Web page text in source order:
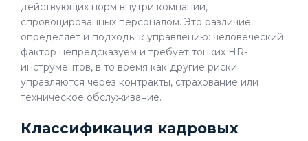
действующих норм внутри компании,
спровоцированных персоналом. Это различие
определяет и подходы к управлению: человеческий
фактор непредсказуем и требует тонких HR-
инструментов, в то время как другие риски
управляются через контракты, страхование или
техническое обслуживание.
Классификация кадровых